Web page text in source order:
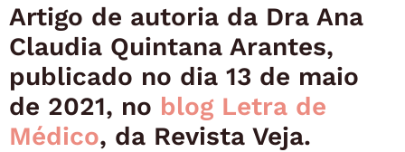
Artigo de autoria da Dra Ana
Claudia Quintana Arantes,
publicado no dia 13 de maio
de 2021, no blog Letra de
Médico, da Revista Veja.